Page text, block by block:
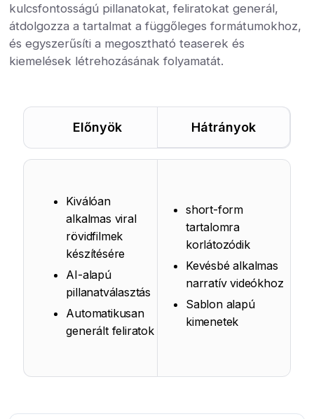
kulcsfontosságú pillanatokat, feliratokat generál,
átdolgozza a tartalmat a függőleges formátumokhoz,
és egyszerűsíti a megosztható teaserek és
kiemelések létrehozásának folyamatát.
Előnyök Hátrányok
Kiválóan
alkalmas viral
rövidfilmek
készítésére
AI-alapú
pillanatválasztás
Automatikusan
generált feliratok
short-form
tartalomra
korlátozódik
Kevésbé alkalmas
narratív videókhoz
Sablon alapú
kimenetek